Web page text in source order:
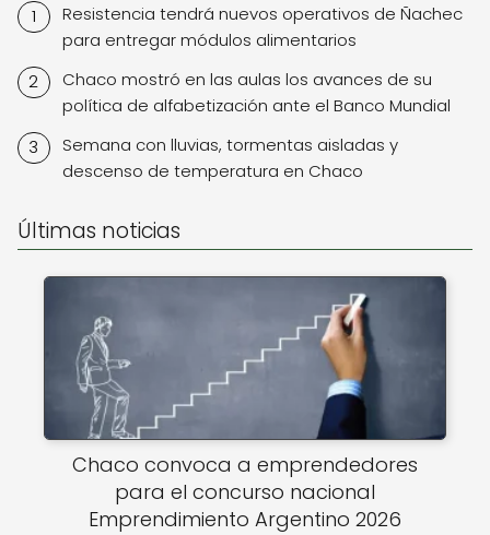
Resistencia tendrá nuevos operativos de Ñachec
para entregar módulos alimentarios
Chaco mostró en las aulas los avances de su
política de alfabetización ante el Banco Mundial
Semana con lluvias, tormentas aisladas y
descenso de temperatura en Chaco
Últimas noticias
Chaco convoca a emprendedores
para el concurso nacional
Emprendimiento Argentino 2026